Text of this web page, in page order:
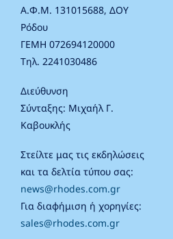
Α.Φ.Μ. 131015688, ΔΟΥ
Ρόδου
ΓΕΜΗ 072694120000
Τηλ. 2241030486
Διεύθυνση
Σύνταξης: Μιχαήλ Γ.
Καβουκλής
Στείλτε μας τις εκδηλώσεις
και τα δελτία τύπου σας:
news@rhodes.com.gr
Για διαφήμιση ή χορηγίες:
sales@rhodes.com.gr